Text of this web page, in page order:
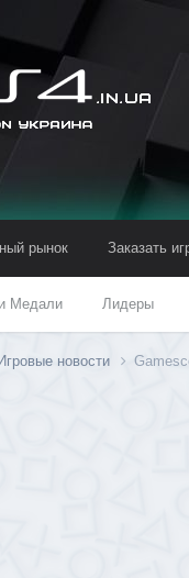
Медали Лидеры
рынок Заказать
Игровые новости